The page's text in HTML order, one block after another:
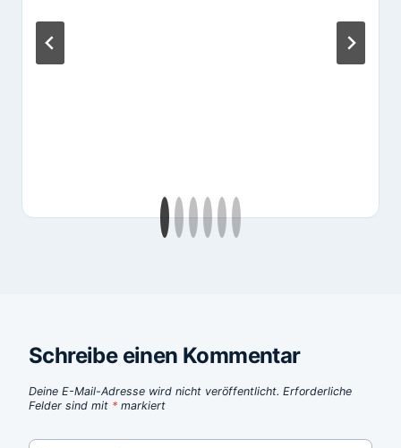
Schreibe einen Kommentar
Deine E-Mail-Adresse wird nicht veröffentlicht. Erforderliche
Felder sind mit * markiert